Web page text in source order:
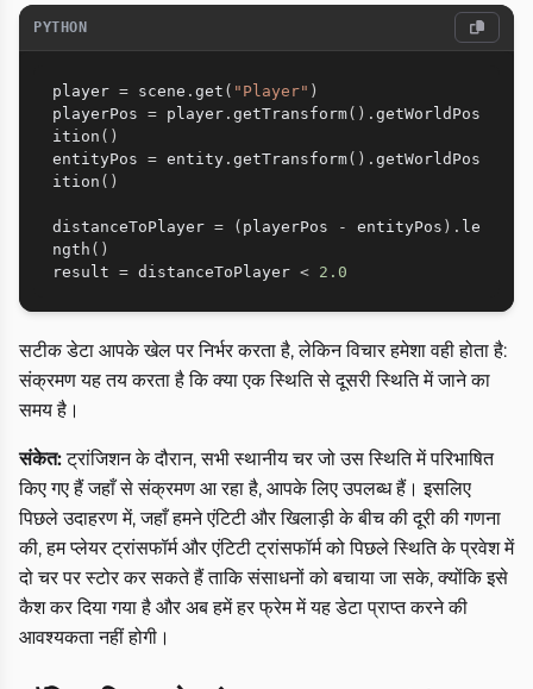
PYTHON
player = scene . get ( "Player" )
playerPos = player . getTransform( ) . getWorldPos
ition ( )
entityPos = entity . getTransform( ) . getWorldPos
ition ( )
distanceToPlayer = ( playerPos - entityPos ) . le
ngth ( )
result = distanceToPlayer < 2.0
सटीक डेटा आपके खेल पर निर्भर करता है, लेकिन विचार हमेशा वही होता है:
संक्रमण यह तय करता है कि क्या एक स्थिति से दूसरी स्थिति में जाने का
समय है।
संकेत:ट्रांजिशन के दौरान, सभी स्थानीय चर जो उस स्थिति में परिभाषित
किए गए हैं जहाँ से संक्रमण आ रहा है, आपके लिए उपलब्ध हैं। इसलिए
पिछले उदाहरण में, जहाँ हमने एंटिटी और खिलाड़ी के बीच की दूरी की गणना
की, हम प्लेयर ट्रांसफॉर्म और एंटिटी ट्रांसफॉर्म को पिछले स्थिति के प्रवेश में
दो चर पर स्टोर कर सकते हैं ताकि संसाधनों को बचाया जा सके, क्योंकि इसे
कैश कर दिया गया है और अब हमें हर फ्रेम में यह डेटा प्राप्त करने की
आवश्यकता नहीं होगी।